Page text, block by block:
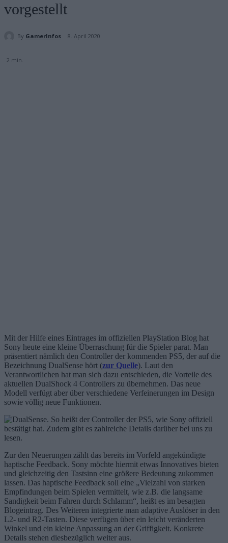
vorgestellt
By GamerInfos 8. April 2020
2 min.
Mit der Hilfe eines Eintrages im offiziellen PlayStation Blog hat
Sony heute eine kleine Überraschung für die Spieler parat. Man
präsentiert nämlich den Controller der kommenden PS5, der auf die
Bezeichnung DualSense hört (zur Quelle). Laut den
Verantwortlichen hat man sich dazu entschieden, die Vorteile des
aktuellen DualShock 4 Controllers zu übernehmen. Das neue
Modell verfügt aber über verschiedene Verfeinerungen im Design
sowie völlig neue Funktionen.
Zur den Neuerungen zählt das bereits im Vorfeld angekündigte
haptische Feedback. Sony möchte hiermit etwas Innovatives bieten
und gleichzeitig den Tastsinn eine größere Bedeutung zukommen
lassen. Das haptische Feedback soll eine „Vielzahl von starken
Empfindungen beim Spielen vermittelt, wie z.B. die langsame
Sandigkeit beim Fahren durch Schlamm“, heißt es im besagten
Blogeintrag. Des Weiteren integrierte man adaptive Auslöser in den
L2- und R2-Tasten. Diese verfügen über ein leicht veränderten
Winkel und ein kleine Anpassung an der Griffigkeit. Konkrete
Details stehen diesbezüglich weiter aus.